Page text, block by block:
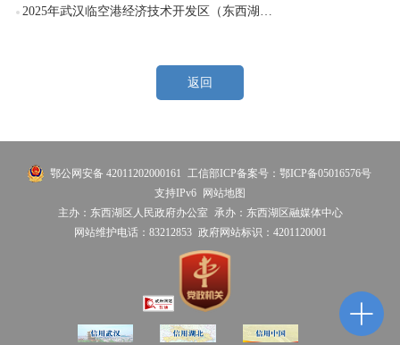
2025年武汉临空港经济技术开发区（东西湖区）聘用制教师招聘拟聘公示名单.xls
返回
鄂公网安备 42011202000161
工信部ICP备案号：鄂ICP备05016576号
支持IPv6 网站地图
主办：东西湖区人民政府办公室
承办：东西湖区融媒体中心
网站维护电话：83212853 政府网站标识：4201120001